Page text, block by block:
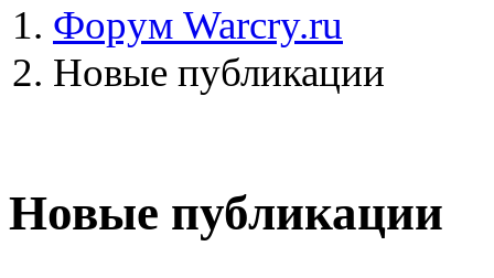
Форум Warcry.ru
Новые публикации
Новые публикации